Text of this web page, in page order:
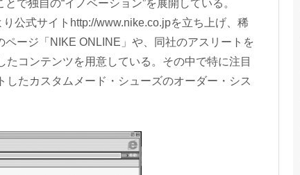
で独自の“イノベーション”を展開している。
公式サイトhttp://www.nike.co.jpを立ち上げ、稀
ージ「NIKE ONLINE」や、同社のアスリートを
コンテンツを用意している。その中で特に注目
たカスタムメード・シューズのオーダー・シス